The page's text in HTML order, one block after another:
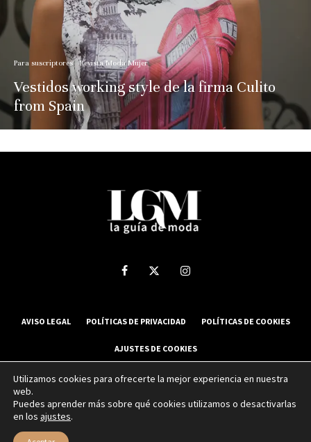
Para suscriptores Revista Moda Mujer
Vestidos working style de la firma Culito
from Spain
AVISO LEGAL POLÍTICAS DE PRIVACIDAD POLÍTICAS DE COOKIES
AJUSTES DE COOKIES
2025 La Guía de Moda - Todos los derechos reservados.
Utilizamos cookies para ofrecerte la mejor experiencia en nuestra
web.
Puedes aprender más sobre qué cookies utilizamos o desactivarlas
en los ajustes.